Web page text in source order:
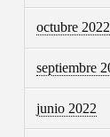
octubre 2022
septiembre
junio 2022